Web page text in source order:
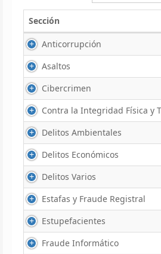
Sección
Anticorrupción
Asaltos
Cibercrimen
Contra la Integridad Física y
Delitos Ambientales
Delitos Económicos
Delitos Varios
Estafas y Fraude Registral
Estupefacientes
Fraude Informático